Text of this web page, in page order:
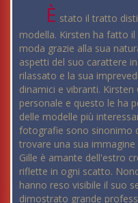
È stato il tratto
modella. Kirsten ha fatto
moda grazie alla sua
aspetti del suo carattere
rilassato e la sua
dinamici e vibranti.
personale e questo le ha
delle modelle più
fotografie sono sinonimo
trovare una sua
Gille è amante dell'estro
riflette in ogni scatto.
hanno reso visibile il suo
dimostrato grande